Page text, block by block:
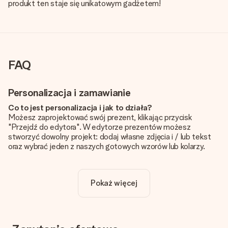
produkt ten staje się unikatowym gadżetem!
FAQ
Personalizacja i zamawianie
Co to jest personalizacja i jak to działa?
Możesz zaprojektować swój prezent, klikając przycisk
"Przejdź do edytora". W edytorze prezentów możesz
stworzyć dowolny projekt: dodaj własne zdjęcia i / lub tekst
oraz wybrać jeden z naszych gotowych wzorów lub kolarzy.
Cena podana na stronie internetowej obejmuje personalizację
Twojego prezentu - ilość zdjęć lub tekstów nie wpływa na
jakość?
Pokaż więcej